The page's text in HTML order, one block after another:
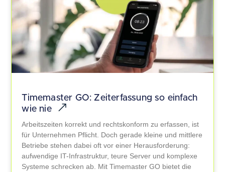
Timemaster GO: Zeiterfassung so einfach
wie nie
Arbeitszeiten korrekt und rechtskonform zu erfassen, ist
für Unternehmen Pflicht. Doch gerade kleine und mittlere
Betriebe stehen dabei oft vor einer Herausforderung:
aufwendige IT-Infrastruktur, teure Server und komplexe
Systeme schrecken ab. Mit Timemaster GO bietet die